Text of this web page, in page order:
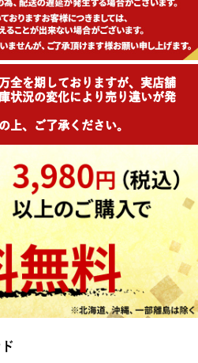
全を期しておりますが、実店舗
状況の変化により売り違いが発
上、ご了承ください。